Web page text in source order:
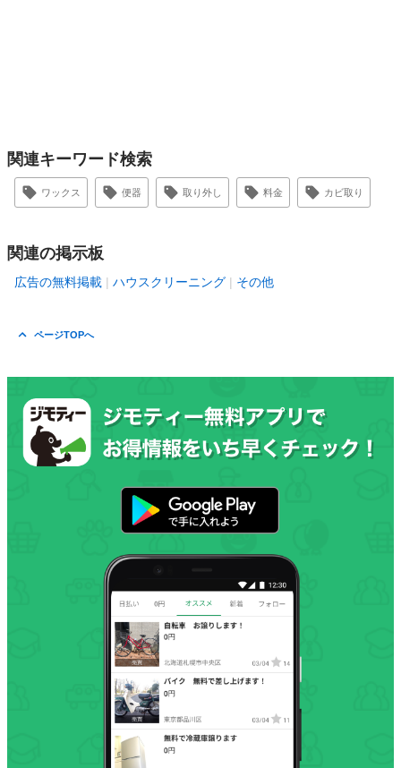
関連キーワード検索
ワックス 便器 取り外し 料金 カビ取り
関連の掲示板
広告の無料掲載 ハウスクリーニング その他
ページTOPへ